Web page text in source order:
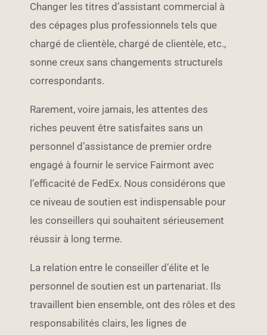
Changer les titres d’assistant commercial à
des cépages plus professionnels tels que
chargé de clientèle, chargé de clientèle, etc.,
sonne creux sans changements structurels
correspondants.
Rarement, voire jamais, les attentes des
riches peuvent être satisfaites sans un
personnel d’assistance de premier ordre
engagé à fournir le service Fairmont avec
l’efficacité de FedEx. Nous considérons que
ce niveau de soutien est indispensable pour
les conseillers qui souhaitent sérieusement
réussir à long terme.
La relation entre le conseiller d’élite et le
personnel de soutien est un partenariat. Ils
travaillent bien ensemble, ont des rôles et des
responsabilités clairs, les lignes de